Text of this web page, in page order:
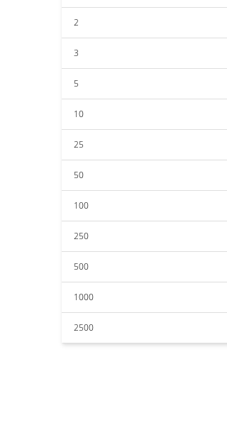
2
3
5
10
25
50
100
250
500
1000
2500